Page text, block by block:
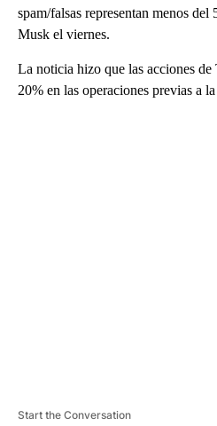
spam/falsas representan menos
Musk el viernes.
La noticia hizo que las acciones de
20% en las operaciones previas a
Start the Conversation